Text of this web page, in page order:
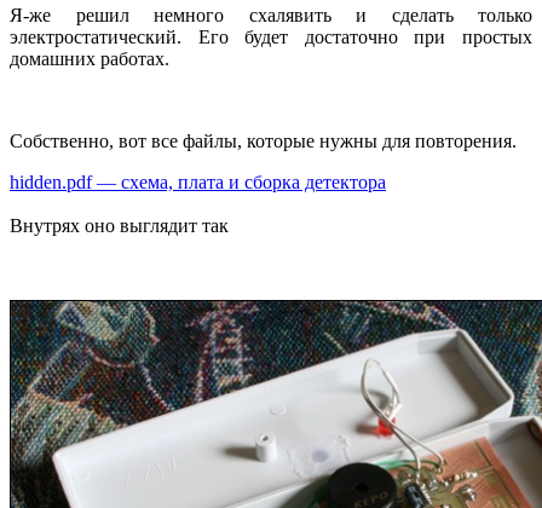
Я-же решил немного схалявить и сделать только
электростатический. Его будет достаточно при простых
домашних работах.
Собственно, вот все файлы, которые нужны для повторения.
hidden.pdf — схема, плата и сборка детектора
Внутрях оно выглядит так